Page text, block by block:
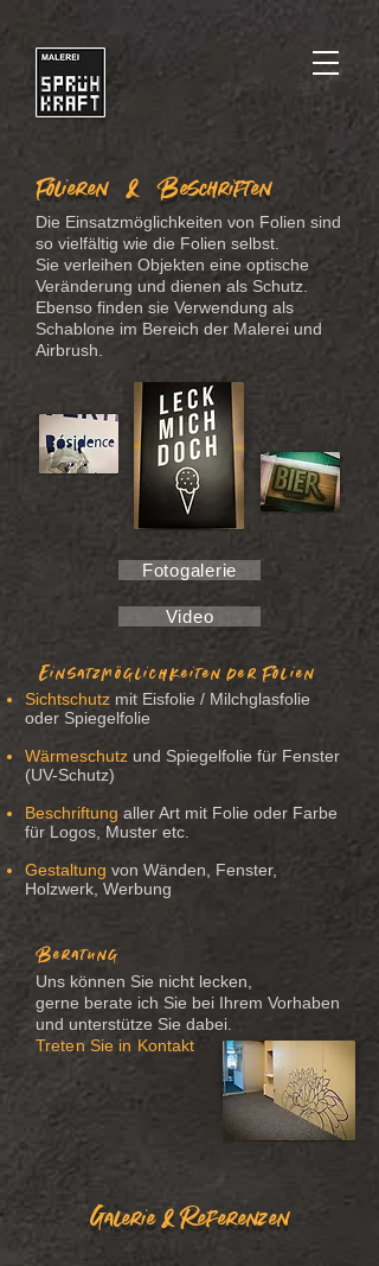
Folieren & Beschriften
Die Einsatzmöglichkeiten von Folien sind
so vielfältig wie die Folien selbst.
Sie verleihen Objekten eine optische
Veränderung und dienen als Schutz.
Ebenso finden sie Verwendung als
Schablone im Bereich der Malerei und
Airbrush.
Fotogalerie
Video
Einsatzmöglichkeiten der Folien
Sichtschutz mit Eisfolie / Milchglasfolie
oder Spiegelfolie
Wärmeschutz und Spiegelfolie für Fenster
(UV-Schutz)
Beschriftung aller Art mit Folie oder Farbe
für Logos, Muster etc.
Gestaltung von Wänden, Fenster,
Holzwerk, Werbung
Beratung
Uns können Sie nicht lecken,
gerne berate ich Sie bei Ihrem Vorhaben
und unterstütze Sie dabei.
Treten Sie in Kontakt
Galerie & Referenzen